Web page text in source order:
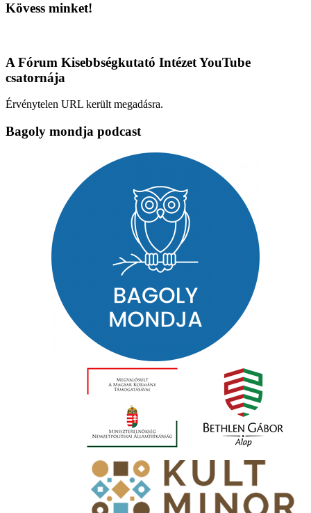
Kövess minket!
A Fórum Kisebbségkutató Intézet YouTube
csatornája
Érvénytelen URL került megadásra.
Bagoly mondja podcast